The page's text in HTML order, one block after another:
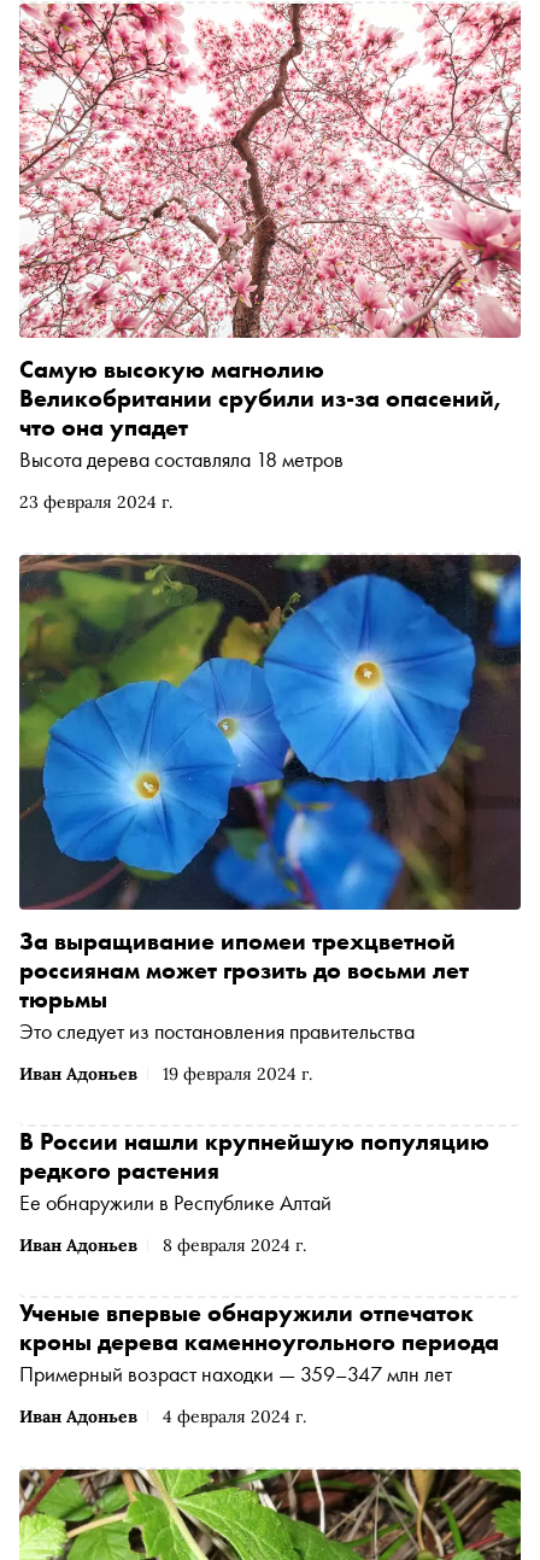
23 февраля 2024 г.
Самую высокую магнолию
Великобритании срубили из-за опасений,
что она упадет
Высота дерева составляла 18 метров
Иван Адоньев 19 февраля 2024 г.
За выращивание ипомеи трехцветной
россиянам может грозить до восьми лет
тюрьмы
Это следует из постановления правительства
Иван Адоньев 8 февраля 2024 г.
В России нашли крупнейшую популяцию
редкого растения
Ее обнаружили в Республике Алтай
Иван Адоньев 4 февраля 2024 г.
Ученые впервые обнаружили отпечаток
кроны дерева каменноугольного периода
Примерный возраст находки — 359–347 млн лет